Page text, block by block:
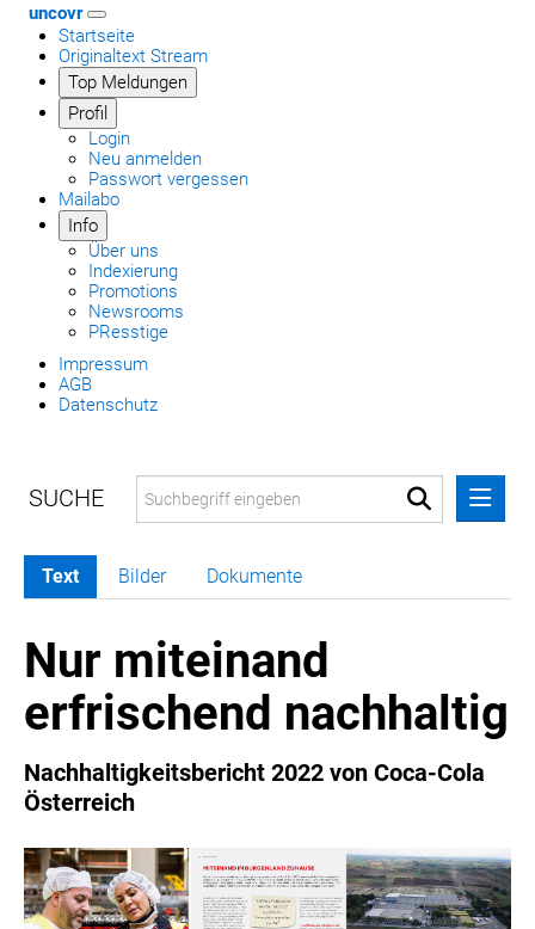
uncovr
Startseite
Originaltext Stream
Top Meldungen
Profil
Login
Neu anmelden
Passwort vergessen
Mailabo
Info
Über uns
Indexierung
Promotions
Newsrooms
PResstige
Impressum
AGB
Datenschutz
MELDUNGEN
COCA-COLA
COCA-COLA HBC ÖSTERREICH
Nemiroff
Padre Azul
The Famous Grouse
Costa Coffee
Glendalough
Text Bilder Dokumente
Nur miteinand
erfrischend nachhaltig
Nachhaltigkeitsbericht 2022 von Coca-Cola
Österreich